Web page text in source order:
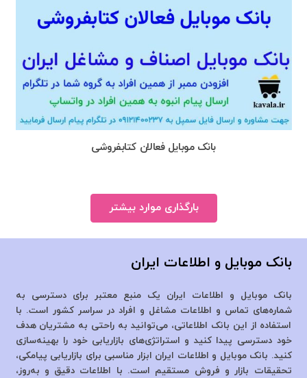
بانک موبایل فعالان کتابفروشی
بارگذاری موارد بیشتر
بانک موبایل و اطلاعات ایران
بانک موبایل و اطلاعات ایران یک منبع معتبر برای دسترسی به
شماره‌های تماس و اطلاعات مشاغل و افراد در سراسر کشور است. با
استفاده از این بانک اطلاعاتی، می‌توانید به راحتی به مشتریان هدف
خود دسترسی پیدا کنید و استراتژی‌های بازاریابی خود را بهینه‌سازی
کنید. بانک موبایل و اطلاعات ایران ابزار مناسبی برای بازاریابی پیامکی،
تحقیقات بازار و فروش مستقیم است. با اطلاعات دقیق و به‌روز،